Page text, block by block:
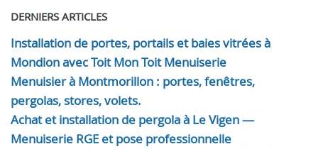
DERNIERS ARTICLES
Installation de portes, portails et baies vitrées à
Mondion avec Toit Mon Toit Menuiserie
Menuisier à Montmorillon : portes, fenêtres,
pergolas, stores, volets.
Achat et installation de pergola à Le Vigen —
Menuiserie RGE et pose professionnelle